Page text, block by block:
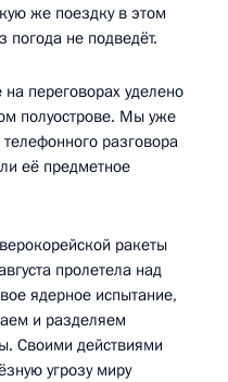
же поездку в этом
погода не подведёт.
переговорах уделено
полуострове. Мы уже
разговора
её предметное
ракеты
пролетела над
ядерное испытание,
и разделяем
Своими действиями
угрозу миру